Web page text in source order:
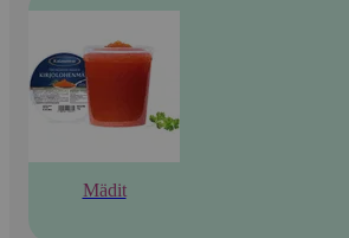
Mädit